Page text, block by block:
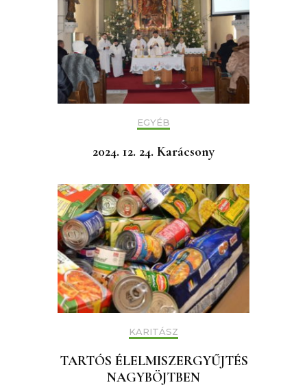
EGYÉB
2024. 12. 24. Karácsony
KARITÁSZ
TARTÓS ÉLELMISZERGYŰJTÉS
NAGYBÖJTBEN